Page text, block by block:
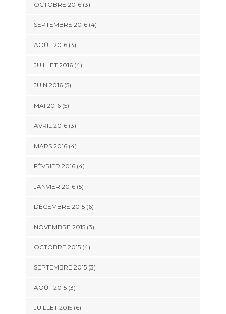
OCTOBRE 2016(3)
SEPTEMBRE 2016(4)
AOÛT 2016(3)
JUILLET 2016(4)
JUIN 2016(5)
MAI 2016(5)
AVRIL 2016(3)
MARS 2016(4)
FÉVRIER 2016(4)
JANVIER 2016(5)
DÉCEMBRE 2015(6)
NOVEMBRE 2015(3)
OCTOBRE 2015(4)
SEPTEMBRE 2015(3)
AOÛT 2015(3)
JUILLET 2015(6)